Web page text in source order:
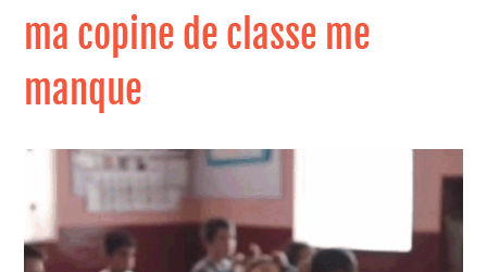
ma copine de classe me
manque